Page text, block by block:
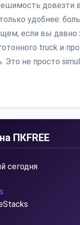
удобнее:
если вы
truck и
Это не просто
ПКFREE
сегодня